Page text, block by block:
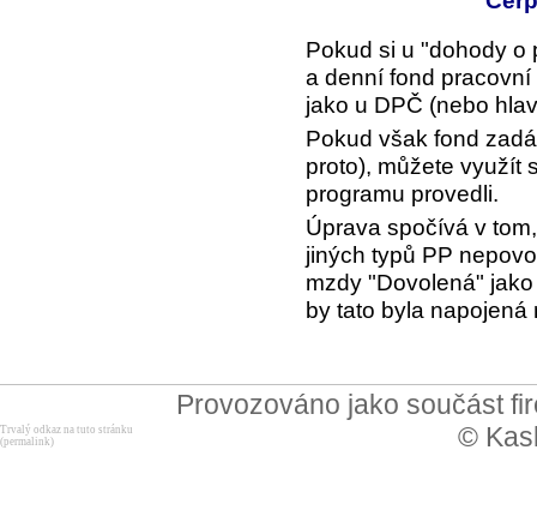
Pokud si u "dohody o
a denní fond
jako u DPČ (nebo
Pokud však fond
proto), můžete využít
programu provedli.
Úprava spočívá v
jiných typů PP
mzdy "Dovolená"
by tato byla
Provozováno jako součást
©
Trvalý odkaz na tuto stránku
(permalink)